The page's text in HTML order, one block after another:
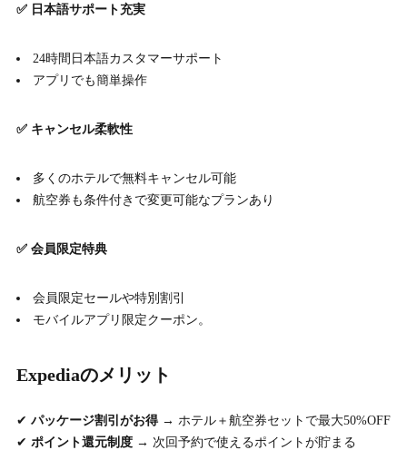
✅ 日本語サポート充実
24時間日本語カスタマーサポート
アプリでも簡単操作
✅ キャンセル柔軟性
多くのホテルで無料キャンセル可能
航空券も条件付きで変更可能なプランあり
✅ 会員限定特典
会員限定セールや特別割引
モバイルアプリ限定クーポン。
Expediaのメリット
✔ パッケージ割引がお得→ ホテル＋航空券セットで最大50%OFF
✔ ポイント還元制度→ 次回予約で使えるポイントが貯まる